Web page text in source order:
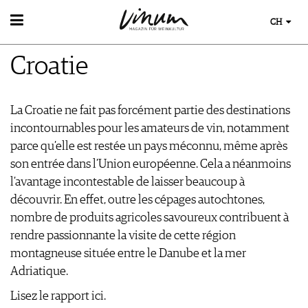
WEIN
WEINSUCHE
WINZER
WEINE DES MONATS
TRINKREIFETABELLE
UNIQUE WINERIES
CLUB LES DOMAINES
WEINWISSEN
WEINLEXIKON
WEINGESCHICHTE
WEINLAGERUNG
INFOGRAFIKEN
TIPPS & TRICKS
NEWS
EVENTS
EVENTKALENDER
AWARDS
EVENT-BILDER
ESSEN & TRINKEN
FOOD PAIRING TIPPS
KULINARIK
HOTSPOTS
WEINREISEN
MAGAZIN
REPORTAGEN
DOSSIER
WINEGUIDES
KLARTEXT
EXTRAS
ABO
AUSGABE
MEDIATHEK
APPS
VIDEOS
BILDSTRECKEN
BÜCHER
NEWS
CH
Croatie
La Croatie ne fait pas forcément partie des destinations
incontournables pour les amateurs de vin, notamment
parce qu’elle est restée un pays méconnu, même après
son entrée dans l’Union européenne. Cela a néanmoins
l’avantage incontestable de laisser beaucoup à
découvrir. En effet, outre les cépages autochtones,
nombre de produits agricoles savoureux contribuent à
rendre passionnante la visite de cette région
montagneuse située entre le Danube et la mer
Adriatique.
Lisez le rapport ici.